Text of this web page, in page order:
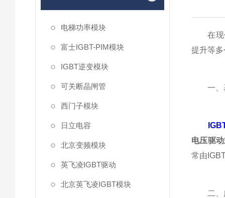
电梯功率模块
富士IGBT-PIM模块
IGBT逆变模块
可关断晶闸管
西门子模块
日立电容
北京变频模块
英飞凌IGBT驱动
北京英飞凌IGBT模块
在现代
提升等
一、
电压驱
常由
二、